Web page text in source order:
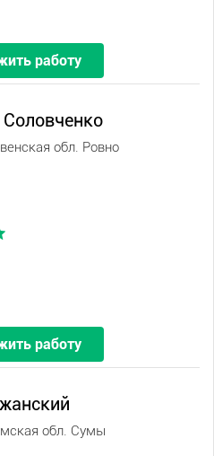
работу
обл. Ровно
работу
обл. Сумы